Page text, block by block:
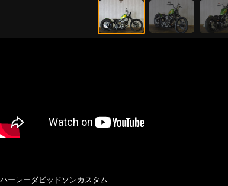
ハーレーダビッドソンカスタム